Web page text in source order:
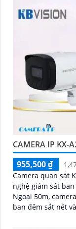
CAMERA IP KX-
955,500 ₫
Camera quan sát
nghệ giám sát ban đêm rất
Ngoại 50m,
ban đêm sắt nét